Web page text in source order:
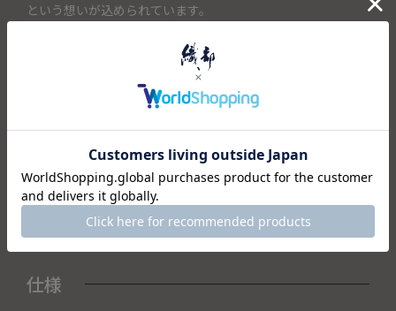
という想いが込められています。
清潔感あふれるホワイトのベースに、まるで金継ぎのような
繊細なラインが施されたデザインは、食卓に上品な華やぎを
添えます。手になじみやすい八角形（HAKKAKU）の形状は、
縁起物としても最適。現代のライフスタイルに寄り添い、食
洗機にも対応した機能美あふれる一膳です。
＜セット内容＞
・箸×1
仕様